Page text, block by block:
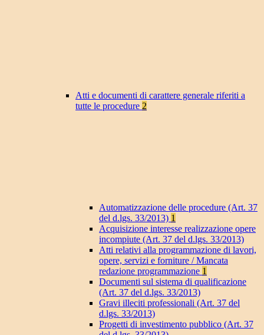
Atti e documenti di carattere generale riferiti a
tutte le procedure 2
Automatizzazione delle procedure (Art. 37
del d.lgs. 33/2013) 1
Acquisizione interesse realizzazione opere
incompiute (Art. 37 del d.lgs. 33/2013)
Atti relativi alla programmazione di lavori,
opere, servizi e forniture / Mancata
redazione programmazione 1
Documenti sul sistema di qualificazione
(Art. 37 del d.lgs. 33/2013)
Gravi illeciti professionali (Art. 37 del
d.lgs. 33/2013)
Progetti di investimento pubblico (Art. 37